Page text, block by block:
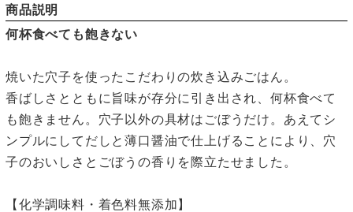
商品説明
何杯食べても飽きない
焼いた穴子を使ったこだわりの炊き込みごはん。
香ばしさとともに旨味が存分に引き出され、何杯食べて
も飽きません。穴子以外の具材はごぼうだけ。あえてシ
ンプルにしてだしと薄口醤油で仕上げることにより、穴
子のおいしさとごぼうの香りを際立たせました。
【化学調味料・着色料無添加】